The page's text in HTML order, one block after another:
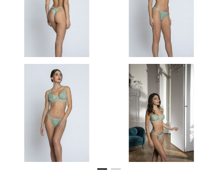
STRING
Qulotte